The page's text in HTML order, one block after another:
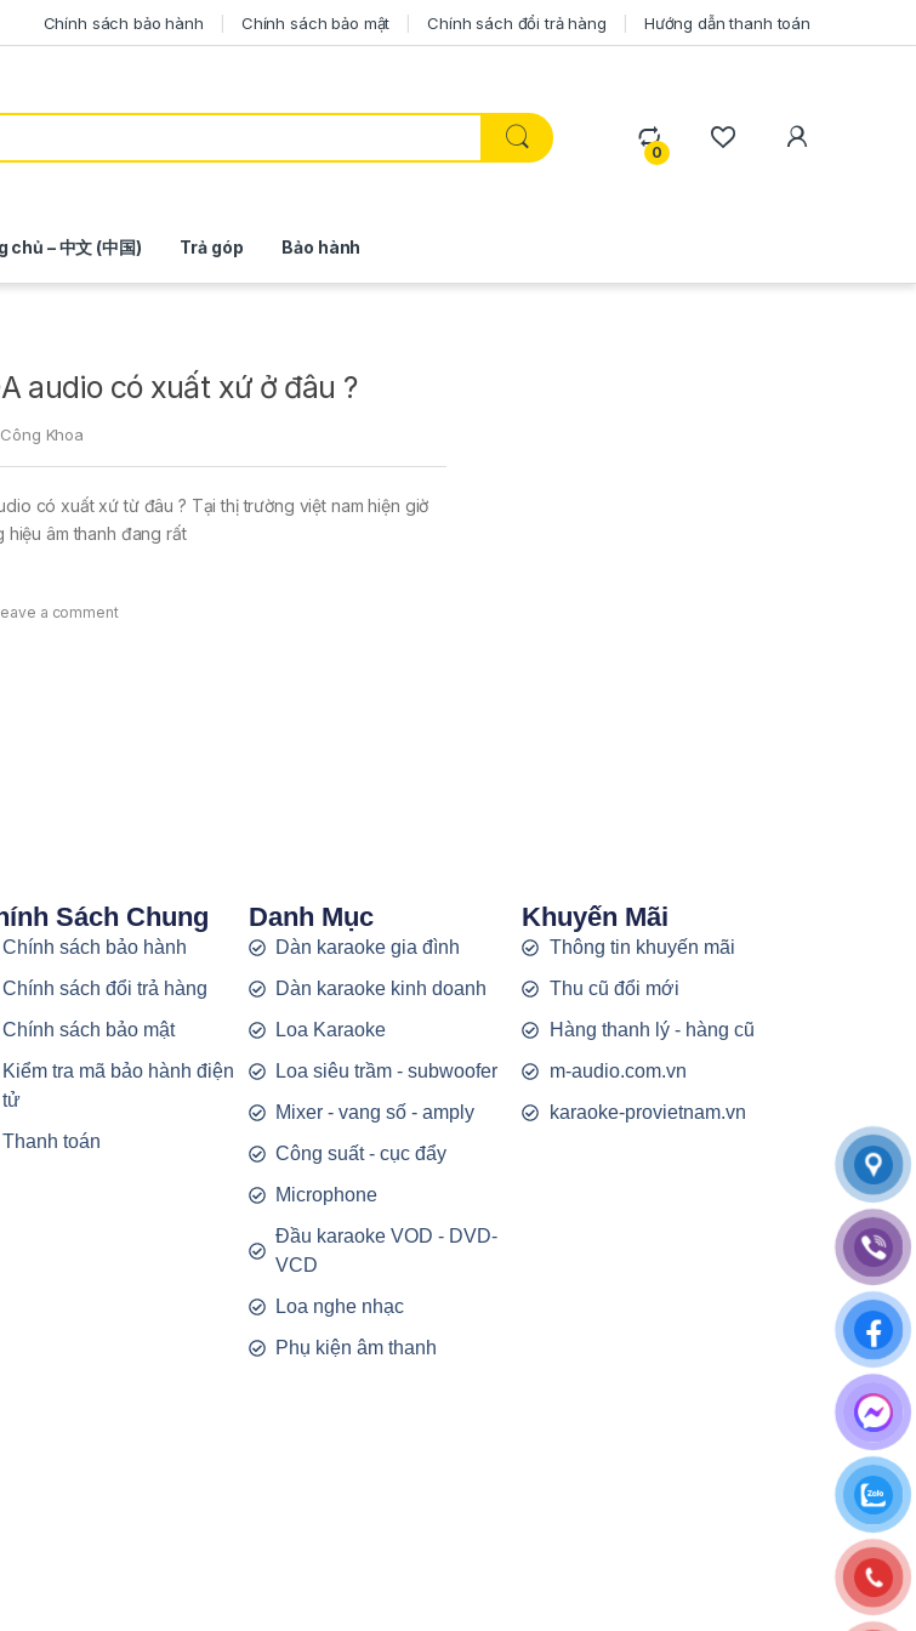
Chính sách bảo hành Chính sách bảo mật Chính sách đổi trả hàng Hướng dẫn thanh toán
0
chủ – 中文 (中国) Trả góp Bảo hành
audio có xuất xứ ở đâu ?
Khoa
có xuất xứ từ đâu ? Tại thị trường việt nam hiện giờ
hiệu âm thanh đang rất
a comment
Sách Chung
Chính sách bảo hành
Chính sách đổi trả hàng
Chính sách bảo mật
Kiểm tra mã bảo hành điện
tử
Thanh toán
Danh Mục
Dàn karaoke gia đình
Dàn karaoke kinh doanh
Loa Karaoke
Loa siêu trầm - subwoofer
Mixer - vang số - amply
Công suất - cục đẩy
Microphone
Đầu karaoke VOD - DVD-
VCD
Loa nghe nhạc
Phụ kiện âm thanh
Khuyến Mãi
Thông tin khuyến mãi
Thu cũ đổi mới
Hàng thanh lý - hàng cũ
m-audio.com.vn
karaoke-provietnam.vn